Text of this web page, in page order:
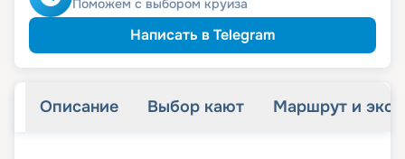
Поможем с выбором круиза
Написать в Telegram
Описание Выбор кают Маршрут и